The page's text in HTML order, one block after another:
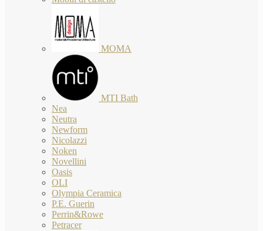
MOMA
MTI Bath
Nea
Neutra
Newform
Nicolazzi
Noken
Novellini
Oasis
OLI
Olympia Ceramica
P.E. Guerin
Perrin&Rowe
Petracer